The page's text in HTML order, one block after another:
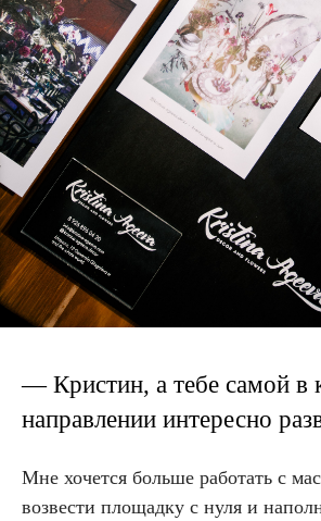
— Кристин, а тебе самой в
направлении интересно
Мне хочется больше работать с
возвести площадку с нуля и